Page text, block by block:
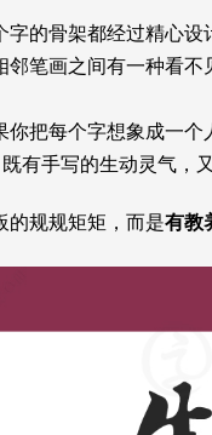
字的骨架都经过精心设
邻笔画之间有一种看
你把每个字想象成一
有手写的生动灵气，
的规规矩矩，而是有教